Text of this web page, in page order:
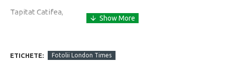
Tapitat Catifea,
62 x 55 x 82 cm
ETICHETE: Fotolii London Times